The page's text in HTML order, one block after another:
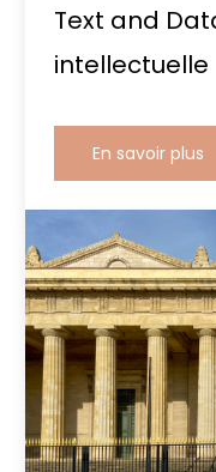
Text and
intellectuelle
En savoir plus